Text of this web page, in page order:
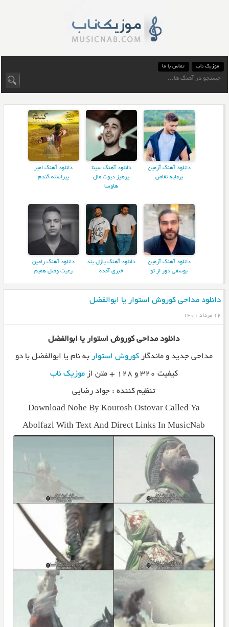
موزیک ناب تماس با ما
دانلود آهنگ آرمین
برمایه تقاص
دانلود آهنگ سینا
پرهیز دیوت مال
هاوسا
دانلود آهنگ امیر
پیراسته گندم
دانلود آهنگ آرمین
یوسفی دور از تو
دانلود آهنگ پازل بند
خبری آمده
دانلود آهنگ رامین
رعیت وصل همیم
دانلود مداحی کوروش استوار یا ابوالفضل
۱۲ مرداد ۱۴۰۱
دانلود مداحی کوروش استوار یا ابوالفضل
مداحی جدید و ماندگارکوروش استوار به نام یا ابوالفضل با دو
کیفیت ۳۲۰ و ۱۲۸ + متن از
موزیک ناب
تنظیم کننده : جواد رضایی
Download Nohe By Kourosh Ostovar Called Ya
Abolfazl With Text And Direct Links In MusicNab